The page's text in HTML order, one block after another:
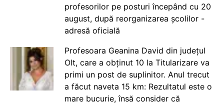
profesorilor pe posturi începând cu 20
august, după reorganizarea școlilor -
adresă oficială
Profesoara Geanina David din județul
Olt, care a obținut 10 la Titularizare va
primi un post de suplinitor. Anul trecut
a făcut naveta 15 km: Rezultatul este o
mare bucurie, însă consider că